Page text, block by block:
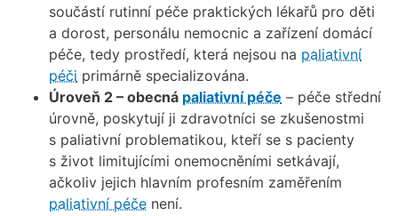
součástí rutinní péče praktických lékařů pro děti
a dorost, personálu nemocnic a zařízení domácí
péče, tedy prostředí, která nejsou na paliativní
péči primárně specializována.
Úroveň 2 – obecná paliativní péče – péče střední
úrovně, poskytují ji zdravotníci se zkušenostmi
s paliativní problematikou, kteří se s pacienty
s život limitujícími onemocněními setkávají,
ačkoliv jejich hlavním profesním zaměřením
paliativní péče není.